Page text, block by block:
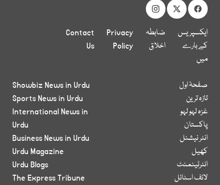
ایکسپریس
کے بارے
میں
ضابطہ
اخلاق
Privacy
Policy
Contact
Us
صفحۂ اول
تازہ ترین
غزہ لہو لہو
پاکستان
انٹر نیشنل
کھیل
انٹرٹینمنٹ
لائف اسٹائل
Showbiz News in Urdu
Sports News in Urdu
International News in
Urdu
Business News in Urdu
Urdu Magazine
Urdu Blogs
The Express Tribune